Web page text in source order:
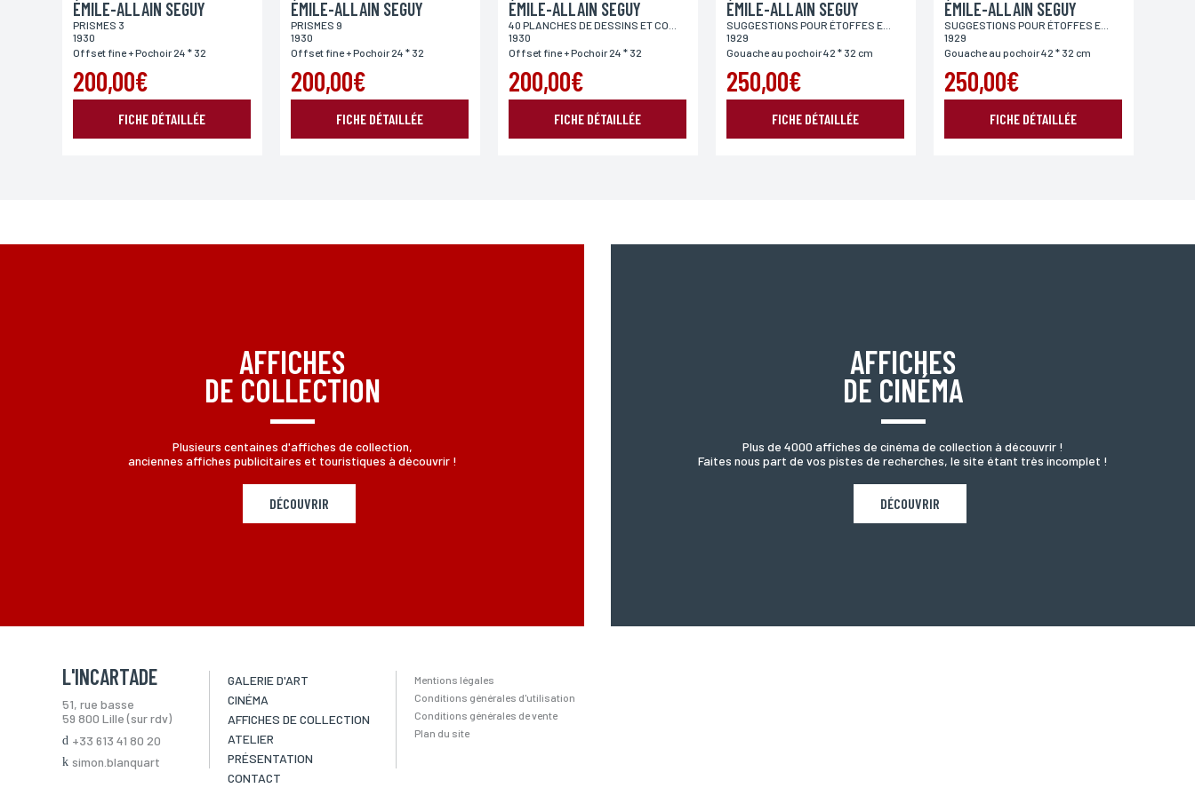
ENVOYER MA DEMANDE
Conformément à la loi «informatique et Libertés» du 06,01,1978 modifié en 2004, vous pouvez pour des motifs légitimes, au traitement informatiques de vos coordonnées, bénéficiez d’un droit d’accès, de rectification
aux informations qui vous concernent, en vous adressant à L’Incartade - 51 rue Basse, 59800 Lille.
ÉMILE-ALLAIN SEGUY
PRISMES 3
1930
Offset fine + Pochoir 24 * 32
200,00€
FICHE DÉTAILLÉE
ÉMILE-ALLAIN SEGUY
PRISMES 9
1930
Offset fine + Pochoir 24 * 32
200,00€
FICHE DÉTAILLÉE
ÉMILE-ALLAIN SEGUY
1930
Offset fine + Pochoir 24 * 32
200,00€
FICHE DÉTAILLÉE
ÉMILE-ALLAIN SEGUY
SUGGESTIONS POUR ÉTOFFES ET TAPIS -
1929
Gouache au pochoir 42 * 32 cm
250,00€
FICHE DÉTAILLÉE
ÉMILE-ALLAIN SEGUY
SUGGESTIONS POUR ÉTOFFES ET TAPIS -
1929
Gouache au pochoir 42 * 32 cm
250,00€
FICHE DÉTAILLÉE
AFFICHES
DE COLLECTION
Plusieurs centaines d'affiches de collection,
anciennes affiches publicitaires et touristiques à découvrir !
DÉCOUVRIR
AFFICHES
DE CINÉMA
Plus de 4000 affiches de cinéma de collection à découvrir !
Faites nous part de vos pistes de recherches, le site étant très incomplet !
DÉCOUVRIR
L'INCARTADE
51, rue basse
59 800 Lille (sur rdv)
+33 613 41 80 20
simon.blanquart
GALERIE D'ART
CINÉMA
AFFICHES DE COLLECTION
ATELIER
PRÉSENTATION
CONTACT
Mentions légales
Conditions générales d'utilisation
Conditions générales de vente
Plan du site